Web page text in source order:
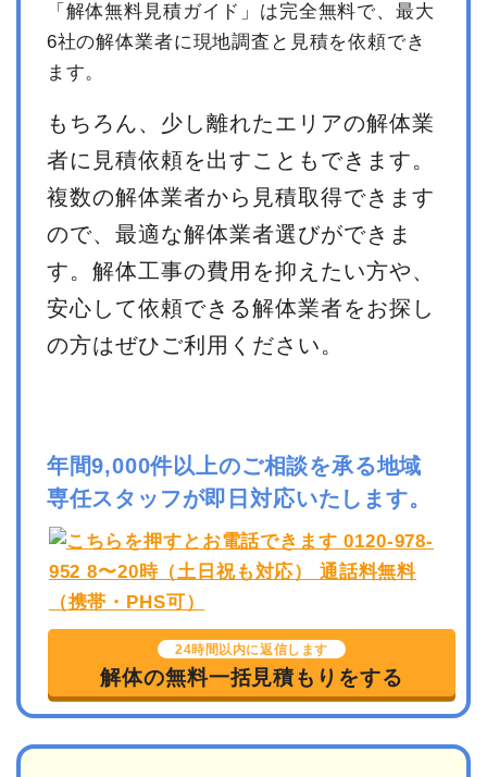
消費税
363,636円
合計金額
「解体無料見積ガイド」は完全無料で、最大
6社の解体業者に現地調査と見積を依頼でき
ます。
もちろん、少し離れたエリアの解体業
者に見積依頼を出すこともできます。
複数の解体業者から見積取得できます
ので、最適な解体業者選びができま
す。解体工事の費用を抑えたい方や、
安心して依頼できる解体業者をお探し
の方はぜひご利用ください。
年間9,000件以上のご相談を承る地域
専任スタッフが即日対応いたします。
24時間以内に返信します
解体の無料一括見積もりをする